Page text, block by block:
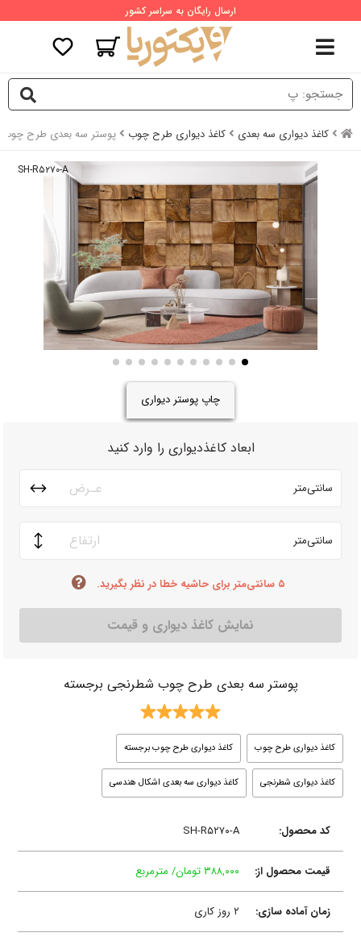
ارسال رایگان به سراسر کشور
کاغذ دیواری سه بعدی کاغذ دیواری طرح چوب پوستر سه بعدی طرح
SH-R۵۲۷۰-A
چاپ پوستر دیواری
ابعاد کاغذدیواری را وارد کنید
سانتی‌متر
سانتی‌متر
۵ سانتی‌متر برای حاشیه خطا در نظر بگیرید.
نمایش کاغذ دیواری و قیمت
پوستر سه بعدی طرح چوب شطرنجی برجسته
کاغذ دیواری طرح چوب کاغذ دیواری طرح چوب برجسته
کاغذ دیواری شطرنجی کاغذ دیواری سه بعدی اشکال هندسی
کد محصول: SH-R۵۲۷۰-A
قیمت محصول از: ۳۸۸,۰۰۰ تومان/ مترمربع
زمان آماده سازی: ۲ روز کاری